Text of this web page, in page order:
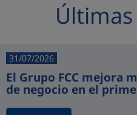
31/07/2026
El Grupo FCC mejora
de negocio en el